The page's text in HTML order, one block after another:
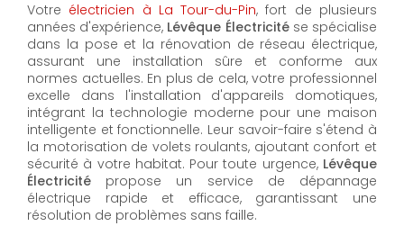
Votre électricien à La Tour-du-Pin, fort de plusieurs
années d'expérience, Lévêque Électricitése spécialise
dans la pose et la rénovation de réseau électrique,
assurant une installation sûre et conforme aux
normes actuelles. En plus de cela, votre professionnel
excelle dans l'installation d'appareils domotiques,
intégrant la technologie moderne pour une maison
intelligente et fonctionnelle. Leur savoir-faire s'étend à
la motorisation de volets roulants, ajoutant confort et
sécurité à votre habitat. Pour toute urgence, Lévêque
Électricité propose un service de dépannage
électrique rapide et efficace, garantissant une
résolution de problèmes sans faille.